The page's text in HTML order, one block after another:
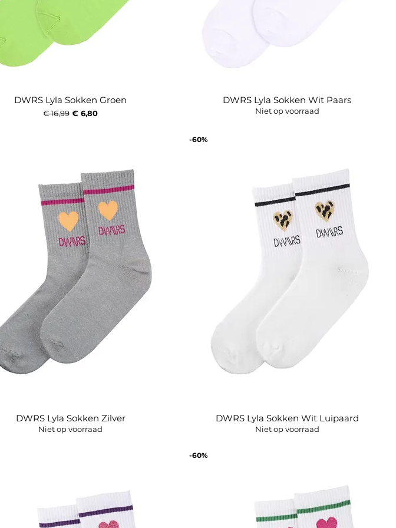
Snel overzicht
DWRS Lyla Sokken Groen
Normale prijs
€ 16,99 Verkoopprijs
€ 6,80
Snel overzicht
DWRS Lyla Sokken Wit Paars
Niet op voorraad
Snel overzicht
DWRS Lyla Sokken Zilver
Niet op voorraad
Snel overzicht
-60%
DWRS Lyla Sokken Wit Luipaard
Niet op voorraad
-60%